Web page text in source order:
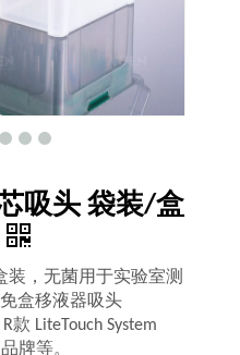
吸头 袋装/盒
装，无菌用于实验室测
盒移液器吸头
款 LiteTouch System
牌等。